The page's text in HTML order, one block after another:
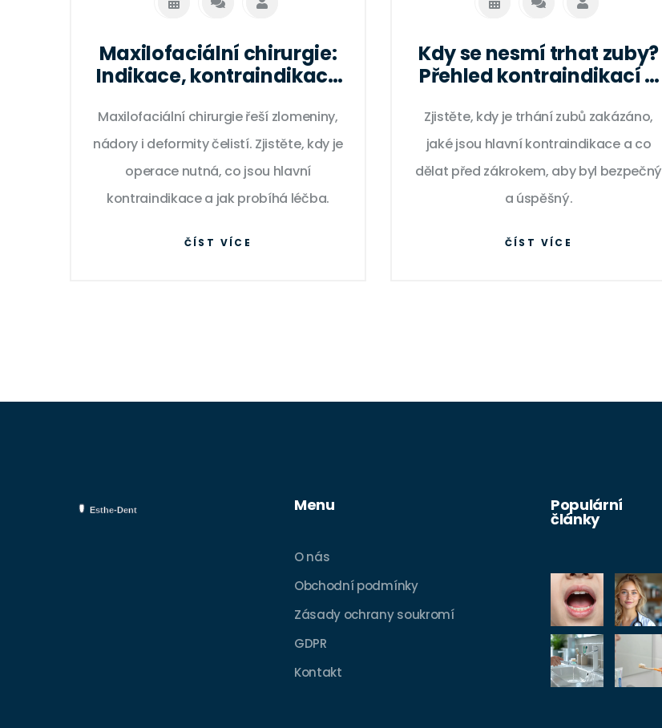
Maxilofaciální chirurgie:
Indikace, kontraindikace
Maxilofaciální chirurgie řeší zlomeniny,
nádory i deformity čelistí. Zjistěte, kdy je
operace nutná, co jsou hlavní
kontraindikace a jak probíhá léčba.
ČÍST VÍCE
Kdy se nesmí trhat zuby?
Přehled kontraindikací a
Zjistěte, kdy je trhání zubů zakázáno,
jaké jsou hlavní kontraindikace a co
dělat před zákrokem, aby byl bezpečný
a úspěšný.
ČÍST VÍCE
Menu
O nás
Obchodní podmínky
Zásady ochrany soukromí
GDPR
Kontakt
Populární
články